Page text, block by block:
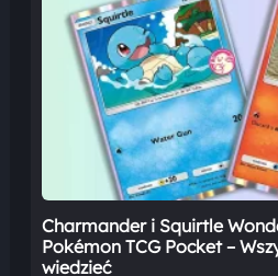
Charmander i Squirtle
Pokémon TCG Pocket –
wiedzieć